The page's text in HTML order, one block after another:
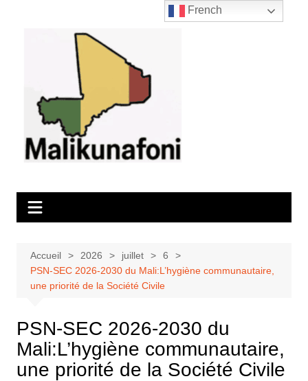
Accueil 2026 juillet
6
PSN-SEC 2026-2030 du Mali:L’hygiène communautaire,
une priorité de la Société Civile
PSN-SEC 2026-2030 du
Mali:L’hygiène communautaire,
une priorité de la Société Civile
French